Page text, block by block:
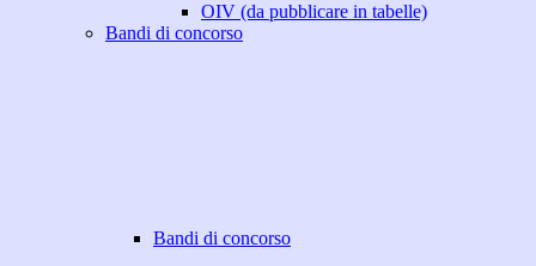
OIV (da pubblicare in tabelle)
Bandi di concorso
Bandi di concorso